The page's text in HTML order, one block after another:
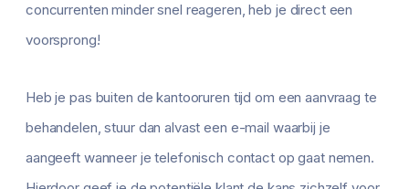
concurrenten minder snel reageren, heb je direct een
voorsprong!
Heb je pas buiten de kantooruren tijd om een aanvraag te
behandelen, stuur dan alvast een e-mail waarbij je
aangeeft wanneer je telefonisch contact op gaat nemen.